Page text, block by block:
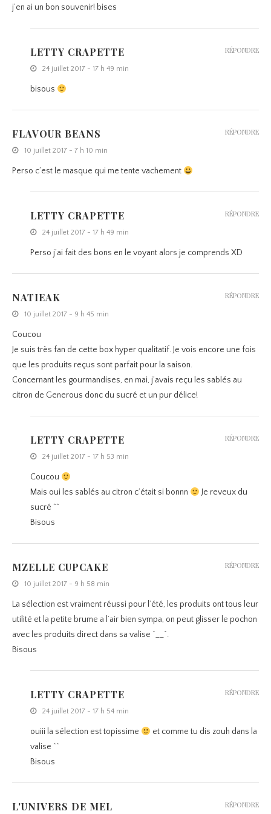
j’en ai un bon souvenir! bises
LETTY CRAPETTE
24 juillet 2017 - 17 h 49 min
bisous
RÉPONDRE
FLAVOUR BEANS
10 juillet 2017 - 7 h 10 min
Perso c’est le masque qui me tente vachement
RÉPONDRE
LETTY CRAPETTE
24 juillet 2017 - 17 h 49 min
Perso j’ai fait des bons en le voyant alors je comprends XD
RÉPONDRE
NATIEAK
10 juillet 2017 - 9 h 45 min
Coucou
Je suis très fan de cette box hyper qualitatif. Je vois encore une fois
que les produits reçus sont parfait pour la saison.
Concernant les gourmandises, en mai, j’avais reçu les sablés au
citron de Generous donc du sucré et un pur délice!
RÉPONDRE
LETTY CRAPETTE
24 juillet 2017 - 17 h 53 min
Coucou
Mais oui les sablés au citron c’était si bonnn
Je reveux du
sucré ^^
Bisous
RÉPONDRE
MZELLE CUPCAKE
10 juillet 2017 - 9 h 58 min
La sélection est vraiment réussi pour l’été, les produits ont tous leur
utilité et la petite brume a l’air bien sympa, on peut glisser le pochon
avec les produits direct dans sa valise ^__^.
Bisous
RÉPONDRE
LETTY CRAPETTE
24 juillet 2017 - 17 h 54 min
ouiii la sélection est topissime
et comme tu dis zouh dans la
valise ^^
Bisous
RÉPONDRE
L'UNIVERS DE MEL RÉPONDRE